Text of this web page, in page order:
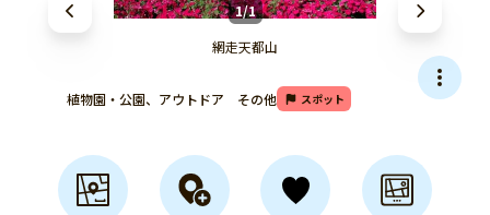
1/1
網走天都山
植物園・公園、アウトドア その他 スポット